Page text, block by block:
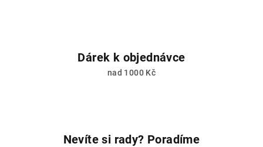
Dárek k objednávce
nad 1000 Kč
Nevíte si rady? Poradíme